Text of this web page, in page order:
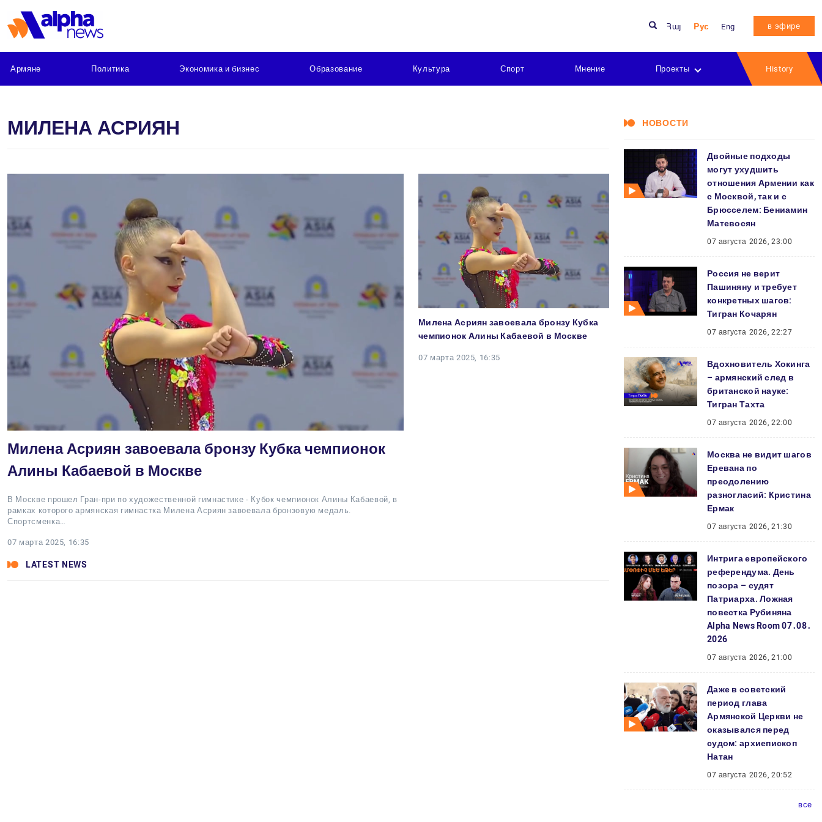
Հայ Рус Eng в эфире
Армяне Политика Экономика и бизнес Образование Культура Спорт Мнение Проекты History
МИЛЕНА АСРИЯН
Милена Асриян завоевала бронзу Кубка чемпионок
Алины Кабаевой в Москве
В Москве прошел Гран-при по художественной гимнастике - Кубок чемпионок Алины Кабаевой, в
рамках которого армянская гимнастка Милена Асриян завоевала бронзовую медаль.
Спортсменка…
07 марта 2025, 16:35
Милена Асриян завоевала бронзу Кубка
чемпионок Алины Кабаевой в Москве
07 марта 2025, 16:35
LATEST NEWS
НОВОСТИ
Двойные подходы
могут ухудшить
отношения Армении как
с Москвой, так и с
Брюсселем: Бениамин
Матевосян
07 августа 2026, 23:00
Россия не верит
Пашиняну и требует
конкретных шагов:
Тигран Кочарян
07 августа 2026, 22:27
Вдохновитель Хокинга
– армянский след в
британской науке:
Тигран Тахта
07 августа 2026, 22:00
Москва не видит шагов
Еревана по
преодолению
разногласий: Кристина
Ермак
07 августа 2026, 21:30
Интрига европейского
референдума. День
позора – судят
Патриарха. Ложная
повестка Рубиняна
Alpha News Room 07․08․
2026
07 августа 2026, 21:00
Даже в советский
период глава
Армянской Церкви не
оказывался перед
судом: архиепископ
Натан
07 августа 2026, 20:52
все